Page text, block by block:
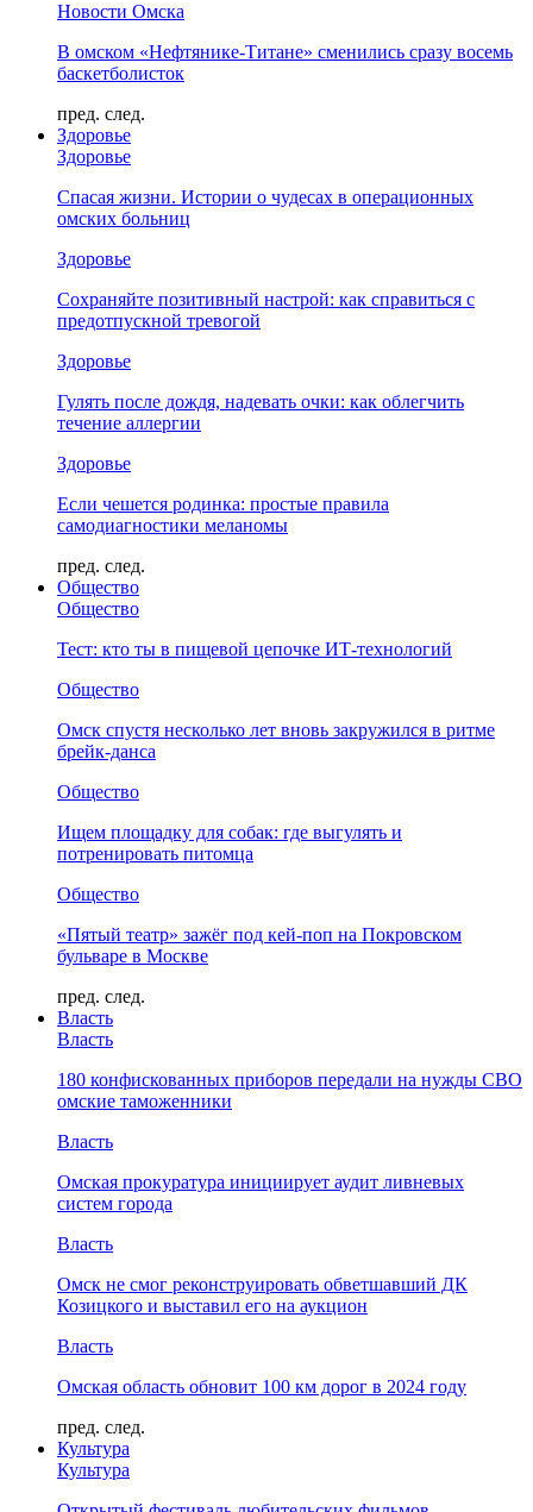
Новости Омска
В омском «Нефтянике-Титане» сменились сразу восемь
баскетболисток
пред. след.
Здоровье
Здоровье
Спасая жизни. Истории о чудесах в операционных
омских больниц
Здоровье
Сохраняйте позитивный настрой: как справиться с
предотпускной тревогой
Здоровье
Гулять после дождя, надевать очки: как облегчить
течение аллергии
Здоровье
Если чешется родинка: простые правила
самодиагностики меланомы
пред. след.
Общество
Общество
Тест: кто ты в пищевой цепочке ИТ-технологий
Общество
Омск спустя несколько лет вновь закружился в ритме
брейк-данса
Общество
Ищем площадку для собак: где выгулять и
потренировать питомца
Общество
«Пятый театр» зажёг под кей-поп на Покровском
бульваре в Москве
пред. след.
Власть
Власть
180 конфискованных приборов передали на нужды СВО
омские таможенники
Власть
Омская прокуратура инициирует аудит ливневых
систем города
Власть
Омск не смог реконструировать обветшавший ДК
Козицкого и выставил его на аукцион
Власть
Омская область обновит 100 км дорог в 2024 году
пред. след.
Культура
Культура